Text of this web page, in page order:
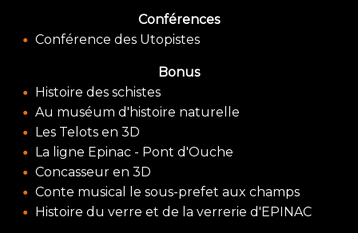
Conférences
Conférence des Utopistes
Bonus
Histoire des schistes
Au muséum d'histoire naturelle
Les Telots en 3D
La ligne Epinac - Pont d'Ouche
Concasseur en 3D
Conte musical le sous-prefet aux champs
Histoire du verre et de la verrerie d'EPINAC